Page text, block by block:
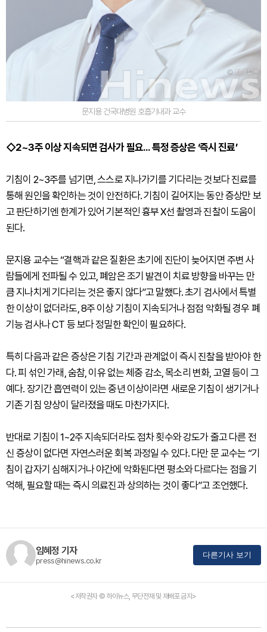
문지용 건국대병원 호흡기내과 교수
◇2~3주 이상 지속되면 검사가 필요... 특정 증상은 ‘즉시 진료’
기침이 2~3주를 넘기면, 스스로 지나가기를 기다리는 것보다 진료를
통해 원인을 확인하는 것이 안전하다. 기침이 길어지는 동안 증상만 보
고 판단하기엔 한계가 있어 기본적인 흉부 X선 촬영과 진찰이 도움이
된다.
문지용 교수는 “결핵과 같은 질환은 초기에 진단이 늦어지면 주변 사
람들에게 전파될 수 있고, 폐암은 조기 발견이 치료 방향을 바꾸는 만
큼 지나치게 기다리는 것은 좋지 않다”고 말했다. 초기 검사에서 특별
한 이상이 없더라도, 8주 이상 기침이 지속되거나 점점 악화될 경우 폐
기능 검사나 CT 등 보다 정밀한 확인이 필요하다.
특히 다음과 같은 증상은 기침 기간과 관계없이 즉시 진찰을 받아야 한
다. 피 섞인 가래, 숨참, 이유 없는 체중 감소, 목소리 변화, 고열 등이 그
예다. 장기간 흡연력이 있는 중년 이상이라면 새로운 기침이 생기거나
기존 기침 양상이 달라졌을 때도 마찬가지다.
반대로 기침이 1~2주 지속되더라도 점차 횟수와 강도가 줄고 다른 전
신 증상이 없다면 자연스러운 회복 과정일 수 있다. 다만 문 교수는 “기
침이 갑자기 심해지거나 야간에 악화된다면 평소와 다르다는 점을 기
억해, 필요할 때는 즉시 의료진과 상의하는 것이 좋다”고 조언했다.
임혜정 기자
press@hinews.co.kr
다른기사 보기
<저작권자 © 하이뉴스, 무단전재 및 재배포 금지>